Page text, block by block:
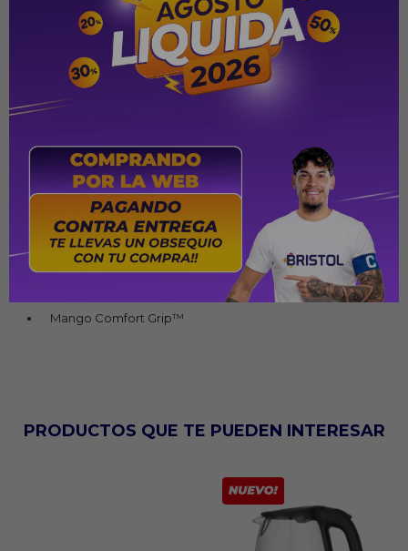
necesidad de recargar, y el cable de 1.8 metros te da libertad
para llegar a todos los rincones de tus prendas.
Características
1100 watts
Vapor variable
Rocío fino
Guía de tejidos
Selector de tejidos
Cable giratorio de 180°
Mango Comfort Grip™
PRODUCTOS QUE TE PUEDEN INTERESAR